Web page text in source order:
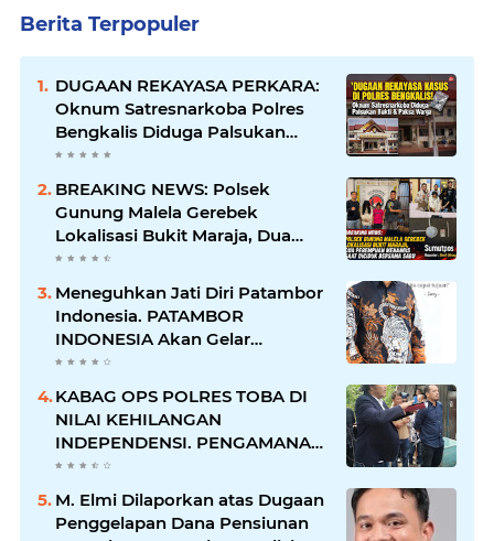
Berita Terpopuler
DUGAAN REKAYASA PERKARA:
Oknum Satresnarkoba Polres
Bengkalis Diduga Palsukan
Barang Bukti Hingga Paksa
BREAKING NEWS: Polsek
Gunung Malela Gerebek
Lokalisasi Bukit Maraja, Dua
Perempuan Menangis Saat
Diciduk Bersama Sabu
Meneguhkan Jati Diri Patambor
Indonesia. PATAMBOR
INDONESIA Akan Gelar
RAKERNAS II Di Jakarta.
KABAG OPS POLRES TOBA DI
NILAI KEHILANGAN
INDEPENDENSI. PENGAMANAN
PENEMBOKAN TANAH DI
LAGUBOTI DAPAT SOROTAN.
M. Elmi Dilaporkan atas Dugaan
Penggelapan Dana Pensiunan